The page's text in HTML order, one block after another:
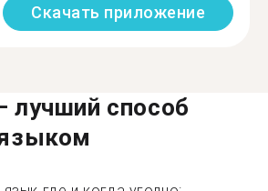
Скачать приложение
лучший способ